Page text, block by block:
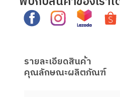
รายละเอียดสินค้า
คุณลักษณะผลิตภัณฑ์